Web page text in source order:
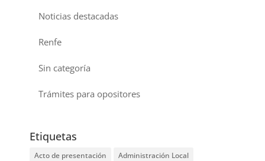
Noticias destacadas
Renfe
Sin categoría
Trámites para opositores
Etiquetas
Acto de presentación
Administración Local